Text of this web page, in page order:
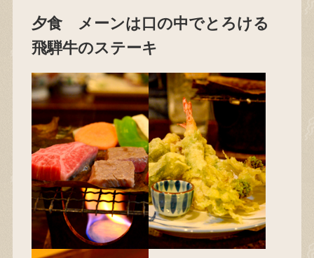
夕食 メーンは口の中でとろける
飛騨牛のステーキ